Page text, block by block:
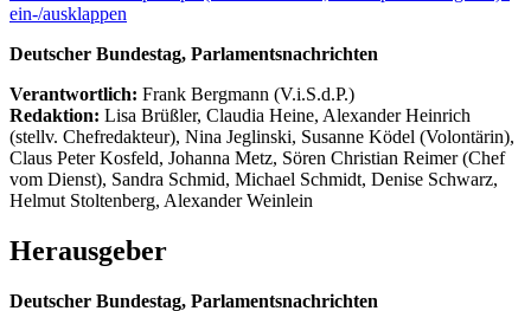
ein-/ausklappen
Deutscher Bundestag, Parlamentsnachrichten
Verantwortlich: Frank Bergmann (V.i.S.d.P.)
Redaktion: Lisa Brüßler, Claudia Heine, Alexander Heinrich
(stellv. Chefredakteur), Nina Jeglinski, Susanne Ködel (Volontärin),
Claus Peter Kosfeld, Johanna Metz, Sören Christian Reimer (Chef
vom Dienst), Sandra Schmid, Michael Schmidt, Denise Schwarz,
Helmut Stoltenberg, Alexander Weinlein
Herausgeber
Deutscher Bundestag, Parlamentsnachrichten